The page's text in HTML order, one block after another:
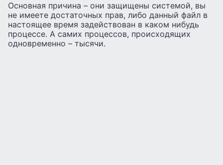
Основная причина – они защищены системой, вы
не имеете достаточных прав, либо данный файл в
настоящее время задействован в каком нибудь
процессе. А самих процессов, происходящих
одновременно – тысячи.